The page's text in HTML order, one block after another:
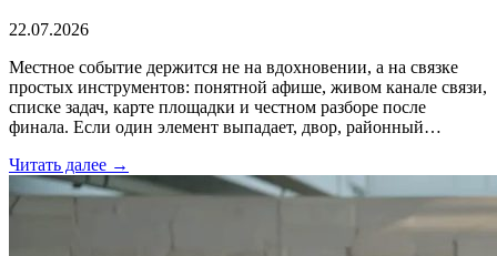
22.07.2026
Местное событие держится не на вдохновении, а на связке
простых инструментов: понятной афише, живом канале связи,
списке задач, карте площадки и честном разборе после
финала. Если один элемент выпадает, двор, районный…
Читать далее →